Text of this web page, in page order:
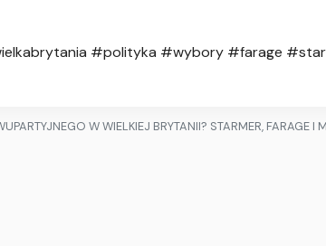
#polityka #wybory #farage
W WIELKIEJ BRYTANII? STARMER, FARAGE I